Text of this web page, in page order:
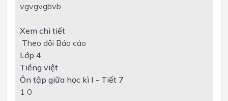
vgvgvgbvb
Xem chi tiết
Theo dõi Báo cáo
Lớp 4
Tiếng việt
Ôn tập giữa học kì I - Tiết 7
1 0